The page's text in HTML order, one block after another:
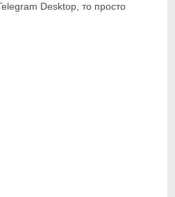
Desktop, то просто